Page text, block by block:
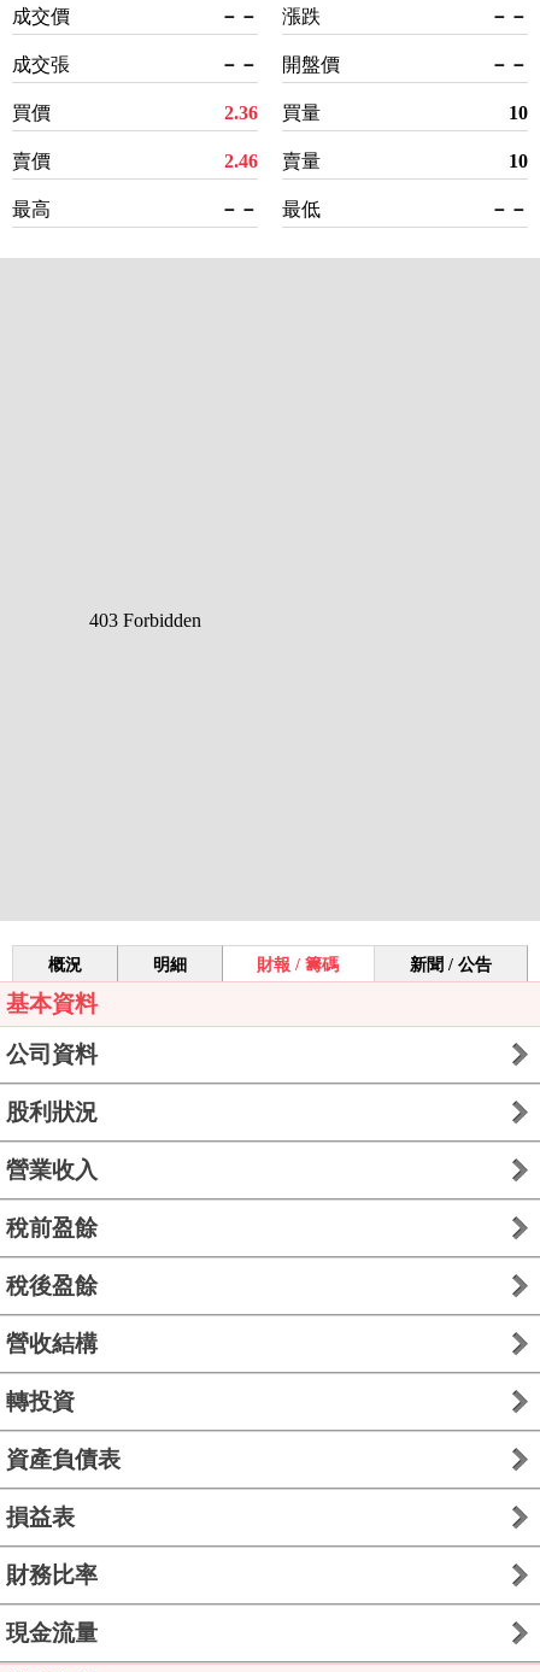
成交價 －－
成交張 －－
買價 2.36
賣價 2.46
最高 －－
漲跌 －－
開盤價 －－
買量 10
賣量 10
最低 －－
概況 明細 財報 / 籌碼 新聞 / 公告
基本資料
公司資料
股利狀況
營業收入
稅前盈餘
稅後盈餘
營收結構
轉投資
資產負債表
損益表
財務比率
現金流量